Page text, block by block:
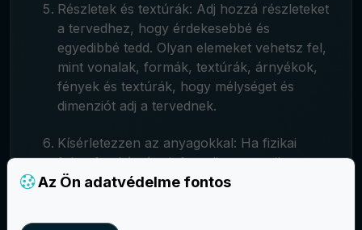
Részletek és textúrák: Adj hozzá részleteket
a tervedhez, hogy érdekesebbé és
egyedibbé tedd. Olyan elemeket vehetsz fel,
mint vonalak, formák, textúrák, árnyékok,
fények és textúrák, hogy mélységet és
dimenziót adj a tervednek.
Kísérletezzen az anyagokkal: Ha fizikai
foltot fog készíteni, fontolja meg, milyen
anyagokat fog használni. Ha például
részleteket úgy tervezze meg, hogy azok
Az Ön adatvédelme fontos